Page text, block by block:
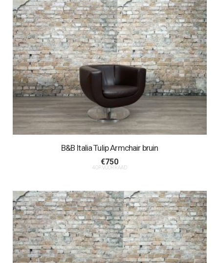
B&B Italia Tulip Armchair bruin
€750
4 OP VOORRAAD